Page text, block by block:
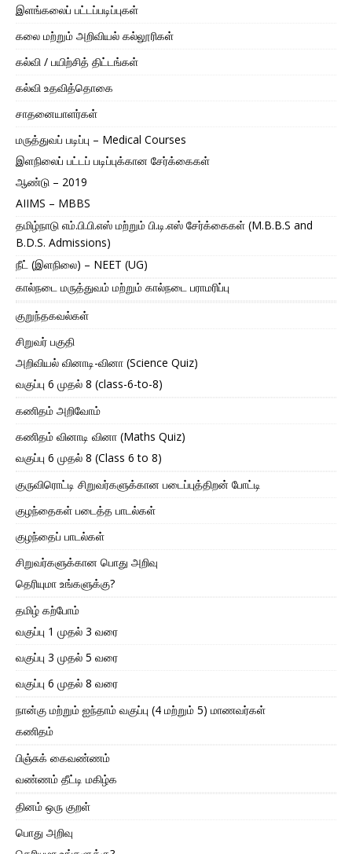
இளங்கலைப் பட்டப்படிப்புகள்
கலை மற்றும் அறிவியல் கல்லூரிகள்
கல்வி / பயிற்சித் திட்டங்கள்
கல்வி உதவித்தொகை
சாதனையாளர்கள்
மருத்துவப் படிப்பு – Medical Courses
இளநிலைப் பட்டப் படிப்புக்கான சேர்க்கைகள்
ஆண்டு – 2019
AIIMS – MBBS
தமிழ்நாடு எம்.பி.பி.எஸ் மற்றும் பி.டி.எஸ் சேர்க்கைகள் (M.B.B.S and
B.D.S. Admissions)
நீட் (இளநிலை) – NEET (UG)
கால்நடை மருத்துவம் மற்றும் கால்நடை பராமரிப்பு
குறுந்தகவல்கள்
சிறுவர் பகுதி
அறிவியல் வினாடி-வினா (Science Quiz)
வகுப்பு 6 முதல் 8 (class-6-to-8)
கணிதம் அறிவோம்
கணிதம் வினாடி வினா (Maths Quiz)
வகுப்பு 6 முதல் 8 (Class 6 to 8)
குருவிரொட்டி சிறுவர்களுக்கான படைப்புத்திறன் போட்டி
குழந்தைகள் படைத்த பாடல்கள்
குழந்தைப் பாடல்கள்
சிறுவர்களுக்கான பொது அறிவு
தெரியுமா உங்களுக்கு?
தமிழ் கற்போம்
வகுப்பு 1 முதல் 3 வரை
வகுப்பு 3 முதல் 5 வரை
வகுப்பு 6 முதல் 8 வரை
நான்கு மற்றும் ஐந்தாம் வகுப்பு (4 மற்றும் 5) மாணவர்கள்
கணிதம்
பிஞ்சுக் கைவண்ணம்
வண்ணம் தீட்டி மகிழ்க
தினம் ஒரு குறள்
பொது அறிவு